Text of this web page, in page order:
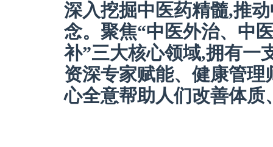
深入挖掘中医药精髓,推
念。聚焦“中医外治、中
补”三大核心领域,拥有一
资深专家赋能、健康管
心全意帮助人们改善体